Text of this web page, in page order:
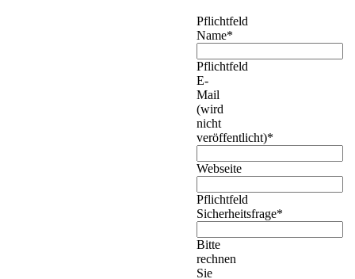
Pflichtfeld
Name*
Pflichtfeld
E-
Mail
(wird
nicht
veröffentlicht)*
Webseite
Pflichtfeld
Sicherheitsfrage*
Bitte
rechnen
Sie